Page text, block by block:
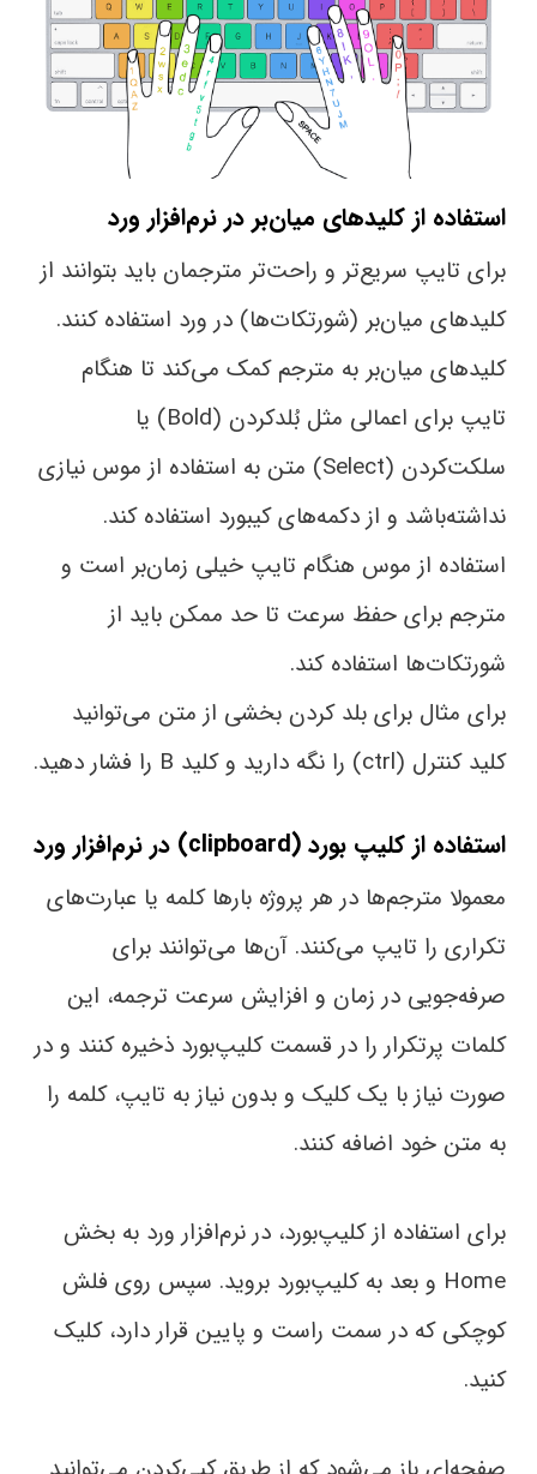
استفاده از کلیدهای میان‌بر در نرم‌افزار ورد
برای تایپ سریع‌تر و راحت‌تر مترجمان باید بتوانند از
کلید‌های میان‌بر (شورتکات‌ها) در ورد استفاده کنند.
کلید‌های میان‌بر به مترجم کمک می‌کند تا هنگام
تایپ برای اعمالی مثل بُلد‌کردن (Bold) یا
سلکت‌کردن (Select) متن به استفاده از موس نیازی
نداشته‌باشد و از دکمه‌های کیبورد استفاده کند.
استفاده از موس هنگام تایپ خیلی زمان‌بر است و
مترجم برای حفظ سرعت تا حد ممکن باید از
شورتکات‌ها استفاده کند.
برای مثال برای بلد کردن بخشی از متن می‌توانید
کلید کنترل (ctrl) را نگه دارید و کلید B را فشار دهید.
استفاده از کلیپ بورد (clipboard) در نرم‌افزار ورد
معمولا مترجم‌ها در هر پروژه بارها کلمه یا عبارت‌های
تکراری را تایپ می‌کنند. آن‌ها می‌توانند برای
صرفه‌جویی در زمان و افزایش سرعت ترجمه، این
کلمات پرتکرار را در قسمت کلیپ‌بورد ذخیره کنند و در
صورت نیاز با یک کلیک و بدون نیاز به تایپ، کلمه را
به متن خود اضافه کنند.
برای استفاده از کلیپ‌بورد، در نرم‌افزار ورد به بخش
Home و بعد به کلیپ‌بورد بروید. سپس روی فلش
کوچکی که در سمت راست و پایین قرار دارد، کلیک
کنید.